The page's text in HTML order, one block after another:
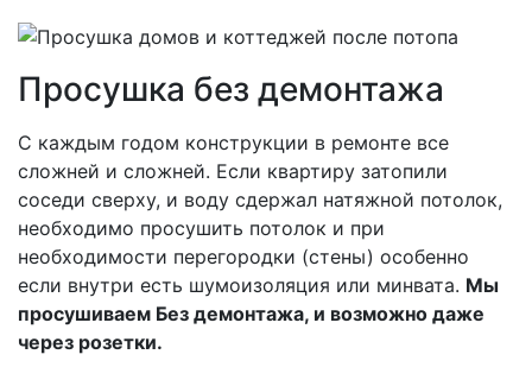
Просушка без демонтажа
С каждым годом конструкции в ремонте все
сложней и сложней. Если квартиру затопили
соседи сверху, и воду сдержал натяжной потолок,
необходимо просушить потолок и при
необходимости перегородки (стены) особенно
если внутри есть шумоизоляция или минвата. Мы
просушиваем Без демонтажа, и возможно даже
через розетки.